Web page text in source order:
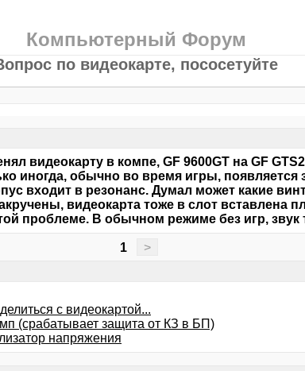
Компьютерный Форум
по видеокарте, пососетуйте
видеокарту в компе, GF 9600GT на GF
иногда, обычно во время игры, появляется
входит в резонанс. Думал может какие
видеокарта тоже в слот вставлена
проблеме. В обычном режиме без игр, звук
1 >
с видеокартой...
(срабатывает защита от КЗ в БП)
напряжения